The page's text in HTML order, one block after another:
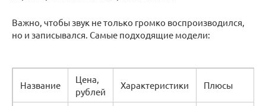
Важно, чтобы звук не только громко воспроизводился,
но и записывался. Самые подходящие модели:
Название
Цена,
рублей
Характеристики Плюсы